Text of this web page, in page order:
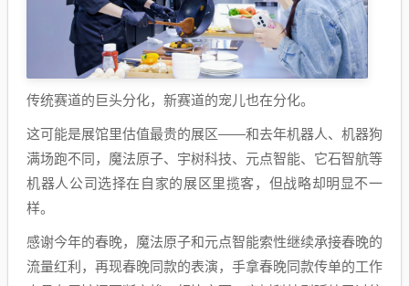
传统赛道的巨头分化，新赛道的宠儿也在分化。
这可能是展馆里估值最贵的展区——和去年机器人、机器狗
满场跑不同，魔法原子、宇树科技、元点智能、它石智航等
机器人公司选择在自家的展区里揽客，但战略却明显不一
样。
感谢今年的春晚，魔法原子和元点智能索性继续承接春晚的
流量红利，再现春晚同款的表演，手拿春晚同款传单的工作